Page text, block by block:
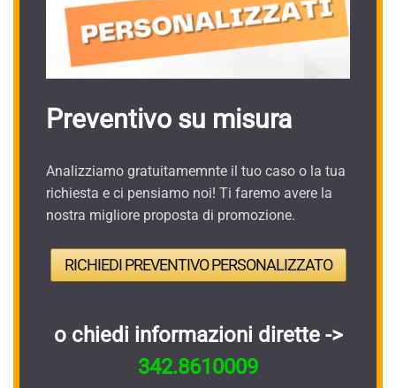
Preventivo su misura
Analizziamo gratuitamemnte il tuo caso o la tua
richiesta e ci pensiamo noi! Ti faremo avere la
nostra migliore proposta di promozione.
RICHIEDI PREVENTIVO PERSONALIZZATO
o chiedi informazioni dirette ->
342.8610009